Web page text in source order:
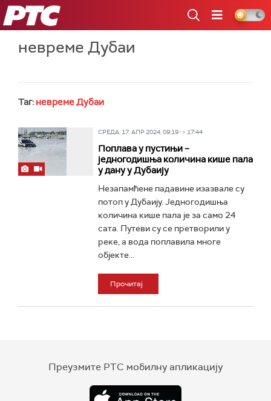
РТС
невреме Дубаи
Таг: невреме Дубаи
СРЕДА, 17. АПР 2024, 09:19 -> 17:44
Поплава у пустињи –
једногодишња количина кише пала
у дану у Дубаију
Незапамћене падавине изазвале су
потоп у Дубаију. Једногодишња
количина кише пала је за само 24
сата. Путеви су се претворили у
реке, а вода поплавила многе
објекте...
Прочитај
Преузмите РТС мобилну апликацију